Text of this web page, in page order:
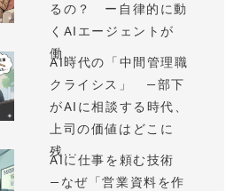
るの？ ー自律的に動
くAIエージェントが
働...
AI時代の「中間管理職
クライシス」 —部下
がAIに相談する時代、
上司の価値はどこに
残...
AIに仕事を頼む技術
—なぜ「営業資料を作